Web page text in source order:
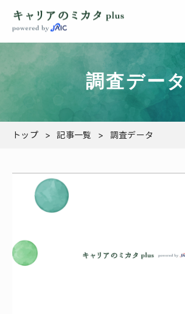
調査データ
トップ 記事一覧 調査データ